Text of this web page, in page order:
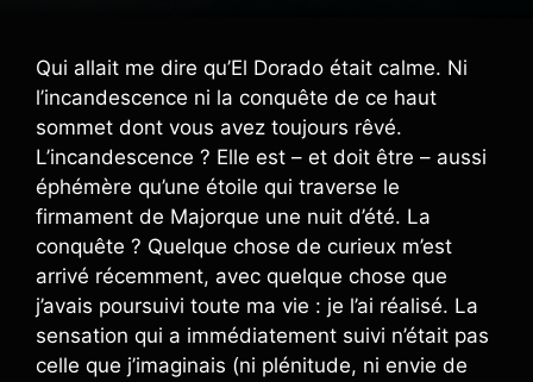
Qui allait me dire qu’El Dorado était calme. Ni
l’incandescence ni la conquête de ce haut
sommet dont vous avez toujours rêvé.
L’incandescence ? Elle est – et doit être – aussi
éphémère qu’une étoile qui traverse le
firmament de Majorque une nuit d’été. La
conquête ? Quelque chose de curieux m’est
arrivé récemment, avec quelque chose que
j’avais poursuivi toute ma vie : je l’ai réalisé. La
sensation qui a immédiatement suivi n’était pas
celle que j’imaginais (ni plénitude, ni envie de